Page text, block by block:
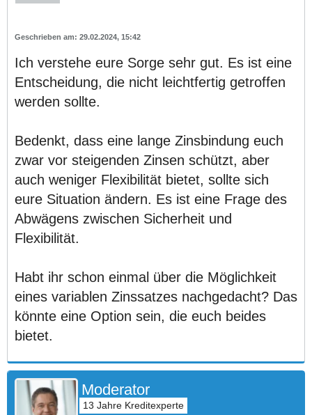
29.02.2024, 15:42
Ich verstehe eure Sorge sehr gut. Es ist eine
Entscheidung, die nicht leichtfertig getroffen
werden sollte.
Bedenkt, dass eine lange Zinsbindung euch
zwar vor steigenden Zinsen schützt, aber
auch weniger Flexibilität bietet, sollte sich
eure Situation ändern. Es ist eine Frage des
Abwägens zwischen Sicherheit und
Flexibilität.
Habt ihr schon einmal über die Möglichkeit
eines variablen Zinssatzes nachgedacht? Das
könnte eine Option sein, die euch beides
bietet.
Moderator